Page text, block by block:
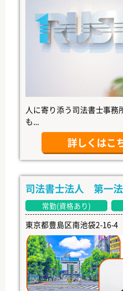
人に寄り添う司法書士事務
も...
詳しくはこ
司法書士法人 第一
常勤(資格あり)
東京都豊島区南池袋2-16-